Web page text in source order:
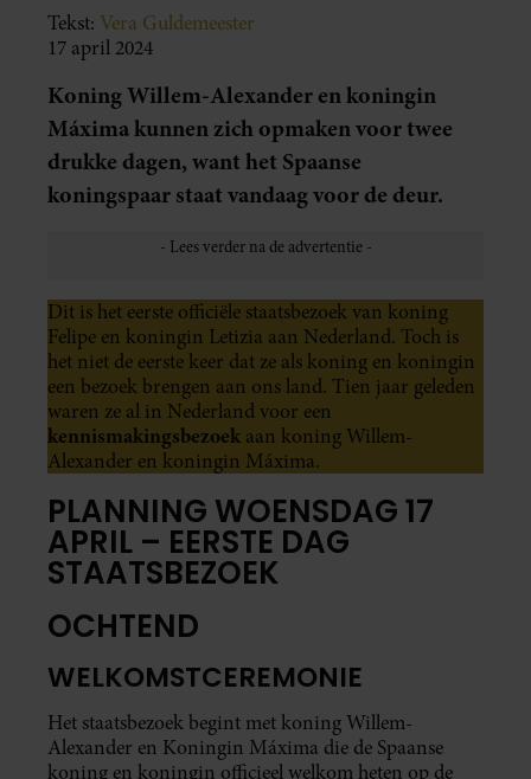
Tekst: Vera Guldemeester
17 april 2024
Koning Willem-Alexander en koningin
Máxima kunnen zich opmaken voor twee
drukke dagen, want het Spaanse
koningspaar staat vandaag voor de deur.
Dit is het eerste officiële staatsbezoek van koning
Felipe en koningin Letizia aan Nederland. Toch is
het niet de eerste keer dat ze als koning en koningin
een bezoek brengen aan ons land. Tien jaar geleden
waren ze al in Nederland voor een
kennismakingsbezoek aan koning Willem-
Alexander en koningin Máxima.
PLANNING WOENSDAG 17
APRIL – EERSTE DAG
STAATSBEZOEK
OCHTEND
WELKOMSTCEREMONIE
Het staatsbezoek begint met koning Willem-
Alexander en Koningin Máxima die de Spaanse
koning en koningin officieel welkom heten op de